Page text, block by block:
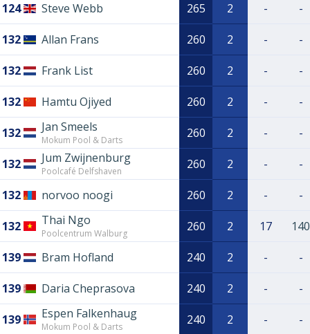
124 Steve Webb 265 2 - -
132 Allan Frans 260 2 - -
132 Frank List 260 2 - -
132 Hamtu Ojiyed 260 2 - -
132 Jan Smeels
Mokum Pool & Darts 260 2 - -
132 Jum Zwijnenburg
Poolcafé Delfshaven 260 2 - -
132 norvoo noogi 260 2 - -
132 Thai Ngo
Poolcentrum Walburg 260 2 17 140
139 Bram Hofland 240 2 - -
139 Daria Cheprasova 240 2 - -
139 Espen Falkenhaug
Mokum Pool & Darts 240 2 - -